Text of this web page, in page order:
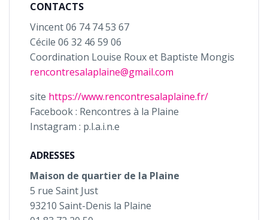
CONTACTS
Vincent 06 74 74 53 67
Cécile 06 32 46 59 06
Coordination Louise Roux et Baptiste Mongis
rencontresalaplaine@gmail.com
site https://www.rencontresalaplaine.fr/
Facebook : Rencontres à la Plaine
Instagram : p.l.a.i.n.e
ADRESSES
Maison de quartier de la Plaine
5 rue Saint Just
93210 Saint-Denis la Plaine